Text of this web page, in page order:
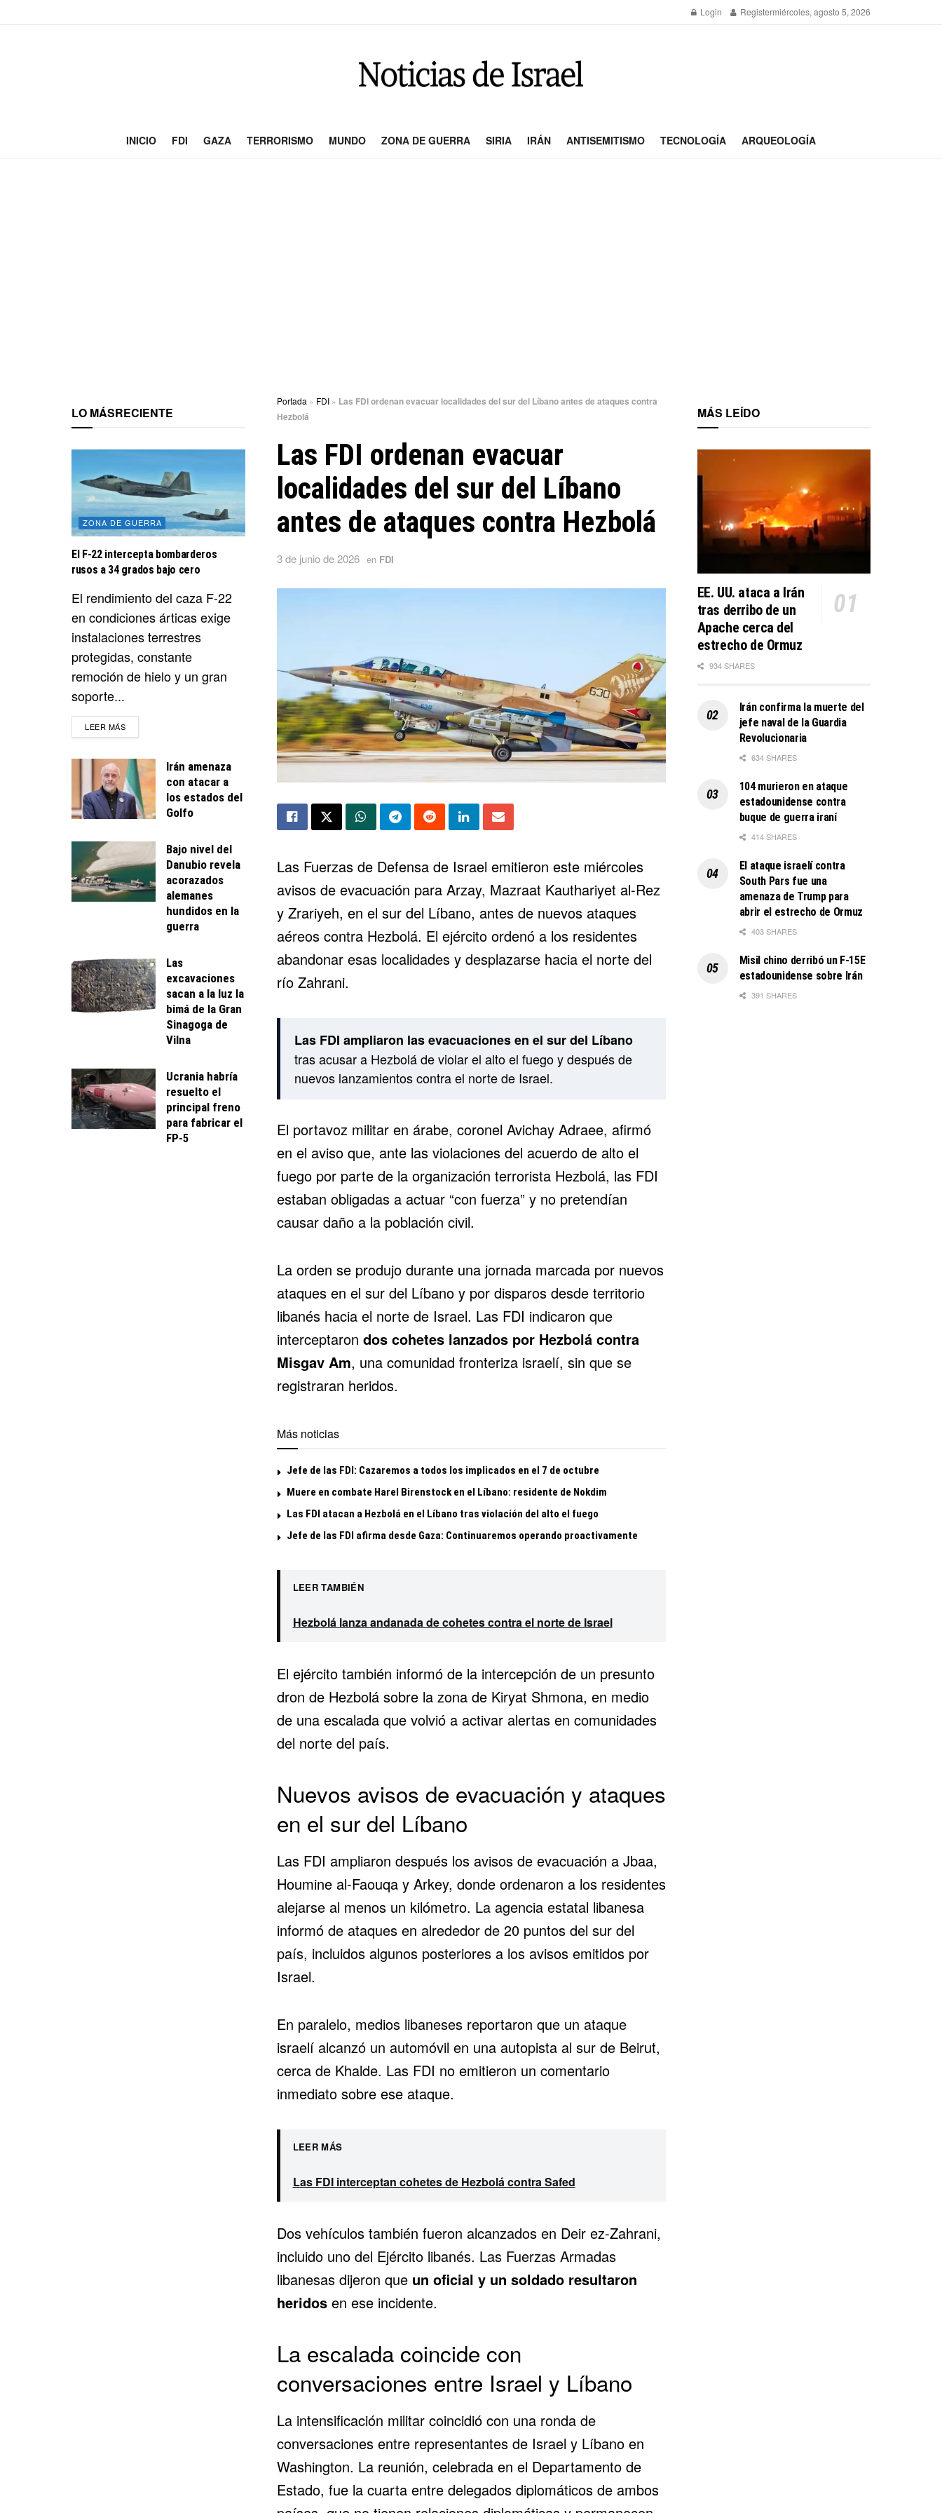
Login Registermiércoles, agosto 5, 2026
INICIO FDI GAZA TERRORISMO MUNDO ZONA DE GUERRA SIRIA IRÁN ANTISEMITISMO TECNOLOGÍA ARQUEOLOGÍA
Portada » FDI» Las FDI ordenan evacuar localidades del sur del Líbano antes de ataques contra
Hezbolá
Las FDI ordenan evacuar
localidades del sur del Líbano
antes de ataques contra Hezbolá
3 de junio de 2026 en FDI
Las Fuerzas de Defensa de Israel emitieron este miércoles
avisos de evacuación para Arzay, Mazraat Kauthariyet al-Rez
y Zrariyeh, en el sur del Líbano, antes de nuevos ataques
aéreos contra Hezbolá. El ejército ordenó a los residentes
abandonar esas localidades y desplazarse hacia el norte del
río Zahrani.
Las FDI ampliaron las evacuaciones en el sur del Líbano
tras acusar a Hezbolá de violar el alto el fuego y después de
nuevos lanzamientos contra el norte de Israel.
El portavoz militar en árabe, coronel Avichay Adraee, afirmó
en el aviso que, ante las violaciones del acuerdo de alto el
fuego por parte de la organización terrorista Hezbolá, las FDI
estaban obligadas a actuar “con fuerza” y no pretendían
causar daño a la población civil.
La orden se produjo durante una jornada marcada por nuevos
ataques en el sur del Líbano y por disparos desde territorio
libanés hacia el norte de Israel. Las FDI indicaron que
interceptaron dos cohetes lanzados por Hezbolá contra
Misgav Am, una comunidad fronteriza israelí, sin que se
registraran heridos.
Más noticias
Jefe de las FDI: Cazaremos a todos los implicados en el 7 de octubre
Muere en combate Harel Birenstock en el Líbano: residente de Nokdim
Las FDI atacan a Hezbolá en el Líbano tras violación del alto el fuego
Jefe de las FDI afirma desde Gaza: Continuaremos operando proactivamente
LEER TAMBIÉN
Hezbolá lanza andanada de cohetes contra el norte de Israel
El ejército también informó de la intercepción de un presunto
dron de Hezbolá sobre la zona de Kiryat Shmona, en medio
de una escalada que volvió a activar alertas en comunidades
del norte del país.
Nuevos avisos de evacuación y ataques
en el sur del Líbano
Las FDI ampliaron después los avisos de evacuación a Jbaa,
Houmine al-Faouqa y Arkey, donde ordenaron a los residentes
alejarse al menos un kilómetro. La agencia estatal libanesa
informó de ataques en alrededor de 20 puntos del sur del
país, incluidos algunos posteriores a los avisos emitidos por
Israel.
En paralelo, medios libaneses reportaron que un ataque
israelí alcanzó un automóvil en una autopista al sur de Beirut,
cerca de Khalde. Las FDI no emitieron un comentario
inmediato sobre ese ataque.
LEER MÁS
Las FDI interceptan cohetes de Hezbolá contra Safed
Dos vehículos también fueron alcanzados en Deir ez-Zahrani,
incluido uno del Ejército libanés. Las Fuerzas Armadas
libanesas dijeron que un oficial y un soldado resultaron
heridosen ese incidente.
La escalada coincide con
conversaciones entre Israel y Líbano
La intensificación militar coincidió con una ronda de
conversaciones entre representantes de Israel y Líbano en
Washington. La reunión, celebrada en el Departamento de
Estado, fue la cuarta entre delegados diplomáticos de ambos
LO MÁSRECIENTE
ZONA DE GUERRA
El F-22 intercepta bombarderos
rusos a 34 grados bajo cero
El rendimiento del caza F-22
en condiciones árticas exige
instalaciones terrestres
protegidas, constante
remoción de hielo y un gran
soporte...
LEER MÁSDETAILS
Irán amenaza
con atacar a
los estados del
Golfo
Bajo nivel del
Danubio revela
acorazados
alemanes
hundidos en la
guerra
Las
excavaciones
sacan a la luz la
bimá de la Gran
Sinagoga de
Vilna
Ucrania habría
resuelto el
principal freno
para fabricar el
FP-5
MÁS LEÍDO
EE. UU. ataca a Irán
tras derribo de un
Apache cerca del
estrecho de Ormuz
934 SHARES
Irán confirma la muerte del
jefe naval de la Guardia
Revolucionaria
634 SHARES
104 murieron en ataque
estadounidense contra
buque de guerra iraní
414 SHARES
El ataque israelí contra
South Pars fue una
amenaza de Trump para
abrir el estrecho de Ormuz
403 SHARES
Misil chino derribó un F-15E
estadounidense sobre Irán
391 SHARES